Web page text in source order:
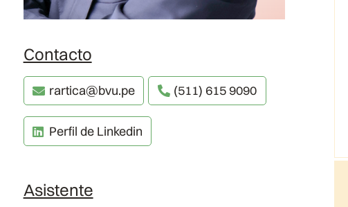
Contacto
rartica@bvu.pe (511) 615 9090
Perfil de Linkedin
Asistente